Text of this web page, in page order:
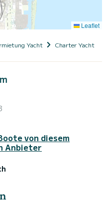
Leaflet
Yacht Charter Yacht mit
von diesem
Anbieter